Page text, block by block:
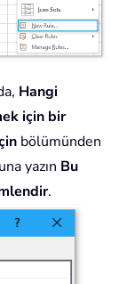
Hangi
için bir
bölümünden
yazın Bu
.